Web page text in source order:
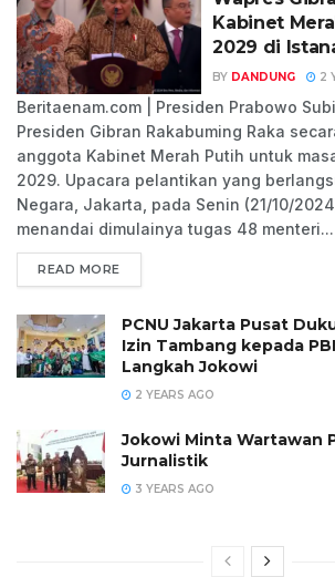
Kabinet
2029 di
BY DANDUNG 2
Beritaenam.com | Presiden Prabowo
Presiden Gibran Rakabuming Raka
anggota Kabinet Merah Putih untuk
2029. Upacara pelantikan yang
Negara, Jakarta, pada Senin (21/10/
menandai dimulainya tugas 48 menteri...
READ MORE
PCNU Jakarta Pusat
Izin Tambang kepada
Langkah Jokowi
2 YEARS AGO
Jokowi Minta Wartawan
Jurnalistik
3 YEARS AGO